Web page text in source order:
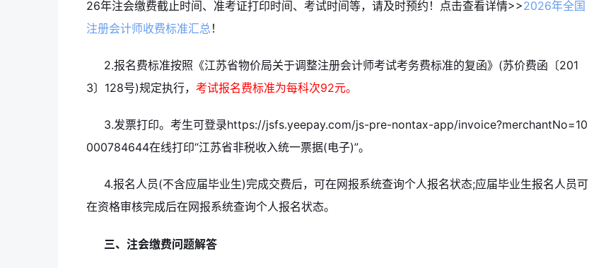
26年注会缴费截止时间、准考证打印时间、考试时间等，请及时预约！ 点击查看详情>>2026年全国
注册会计师收费标准汇总 ！
2.报名费标准按照《江苏省物价局关于调整注册会计师考试考务费标准的复函》(苏价费函〔201
3〕128号)规定执行， 考试报名费标准为每科次92元。
3.发票打印。考生可登录https://jsfs.yeepay.com/js-pre-nontax-app/invoice?merchantNo=10
000784644在线打印“江苏省非税收入统一票据(电子)”。
4.报名人员(不含应届毕业生)完成交费后，可在网报系统查询个人报名状态;应届毕业生报名人员可
在资格审核完成后在网报系统查询个人报名状态。
三、注会缴费问题解答